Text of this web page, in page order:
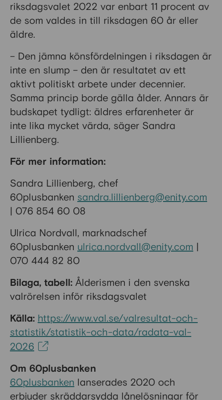
riksdagsvalet 2022 var enbart 11 procent av
de som valdes in till riksdagen 60 år eller
äldre.
– Den jämna könsfördelningen i riksdagen är
inte en slump – den är resultatet av ett
aktivt politiskt arbete under decennier.
Samma princip borde gälla ålder. Annars är
budskapet tydligt: äldres erfarenheter är
inte lika mycket värda, säger Sandra
Lillienberg.
För mer information:
Sandra Lillienberg, chef
60plusbanken sandra.lillienberg@enity.com
| 076 854 60 08
Ulrica Nordvall, marknadschef
60plusbanken ulrica.nordvall@enity.com |
070 444 82 80
Bilaga, tabell: Ålderismen i den svenska
valrörelsen inför riksdagsvalet
Källa: https://www.val.se/valresultat-och-
statistik/statistik-och-data/radata-val-
2026
Om 60plusbanken
60plusbanken lanserades 2020 och
erbjuder skräddarsydda lånelösningar för